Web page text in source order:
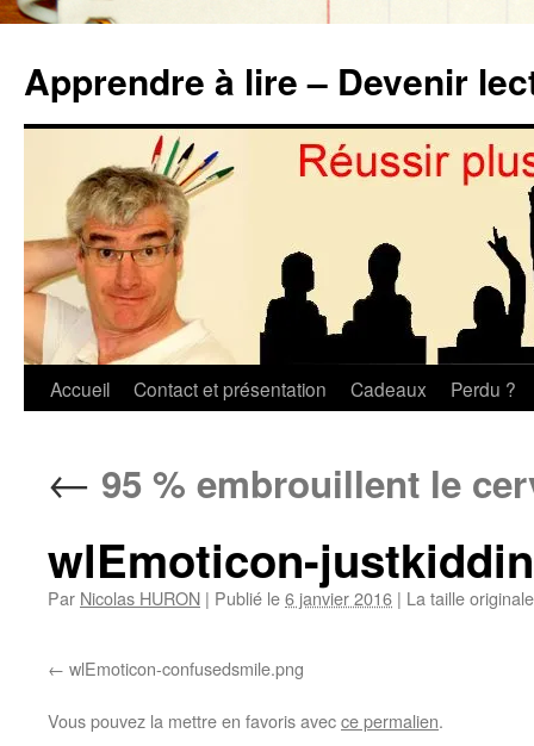
contenu
Apprendre à lire – Devenir
Accueil Contact et présentation Cadeaux Perdu ?
← 95 % embrouillent le
wlEmoticon-
Par Nicolas HURON | Publié le6 janvier 2016 | La taille
wlEmoticon-confusedsmile.png
Vous pouvez la mettre en favoris avecce permalien.